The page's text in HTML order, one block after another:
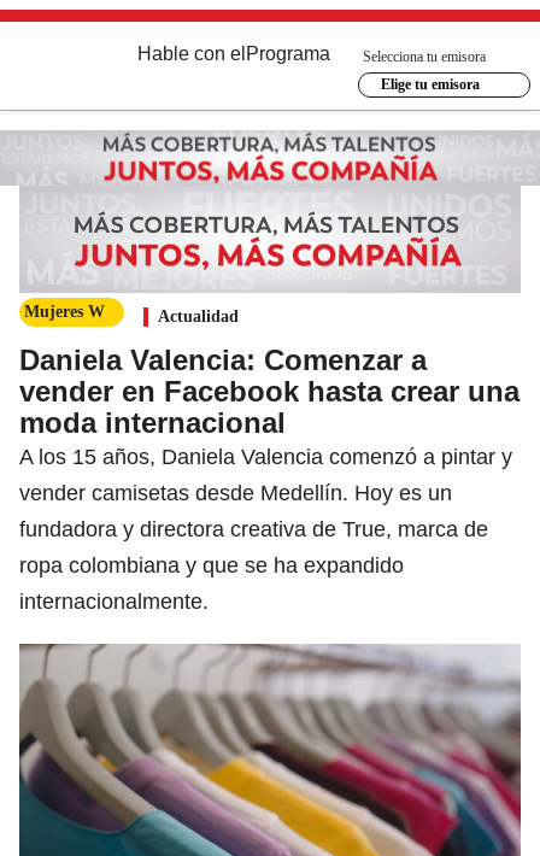
Hable con el Programa
Selecciona tu emisora
Elige tu emisora
Mujeres W Actualidad
Daniela Valencia: Comenzar a
vender en Facebook hasta crear una
moda internacional
A los 15 años, Daniela Valencia comenzó a pintar y
vender camisetas desde Medellín. Hoy es un
fundadora y directora creativa de True, marca de
ropa colombiana y que se ha expandido
internacionalmente.